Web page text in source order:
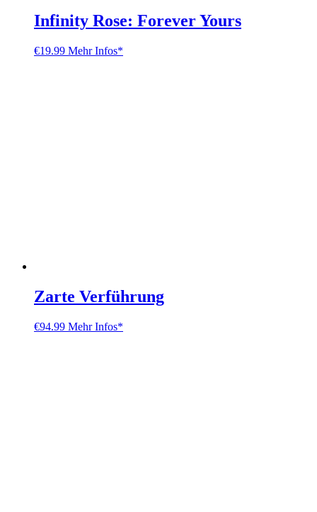
Infinity Rose: Forever Yours
€19.99 Mehr Infos*
Zarte Verführung
€94.99 Mehr Infos*